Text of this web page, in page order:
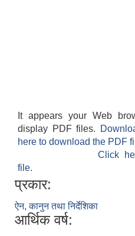
It appears your Web
display PDF files.
here to download the PDF
Click
file.
प्रकार:
ऐन, कानुन तथा निर्देशिका
आर्थिक वर्ष: